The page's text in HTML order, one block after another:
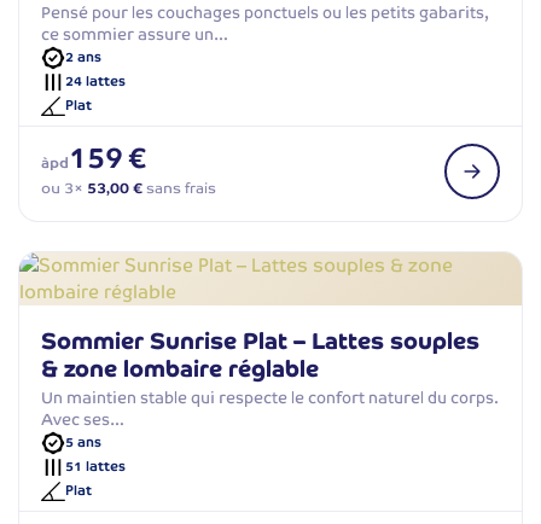
Pensé pour les couchages ponctuels ou les petits gabarits,
ce sommier assure un…
2 ans
24 lattes
Plat
àpd159 €
ou 3× 53,00 €sans frais
Sommier Sunrise Plat – Lattes souples
& zone lombaire réglable
Un maintien stable qui respecte le confort naturel du corps.
Avec ses…
5 ans
51 lattes
Plat